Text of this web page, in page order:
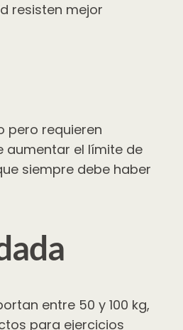
resisten mejor
pero requieren
aumentar el límite de
siempre debe haber
entre 50 y 100 kg,
para ejercicios